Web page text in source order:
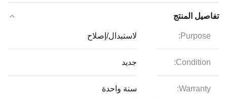
تفاصيل المنتج
Purpose: لاستبدال/إصلاح
Condition: جديد
Warranty: سنة واحدة